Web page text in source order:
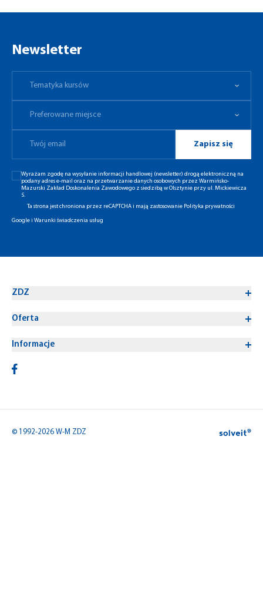
Newsletter
Tematyka kursów
Preferowane miejsce
Zapisz się
Wyrażam zgodę na wysyłanie informacji handlowej (newsletter) drogą elektroniczną na
podany adres e-mail oraz na przetwarzanie danych osobowych przez Warmińsko-
Mazurski Zakład Doskonalenia Zawodowego z siedzibą w Olsztynie przy ul. Mickiewicza
5.
Ta strona jest chroniona przez reCAPTCHA i mają zastosowanie Polityka prywatności
Googlei Warunki świadczenia usług
ZDZ
Oferta
Informacje
© 1992-2026 W-M ZDZ